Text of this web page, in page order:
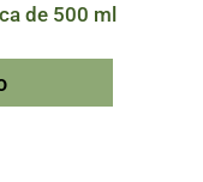
de 500 ml